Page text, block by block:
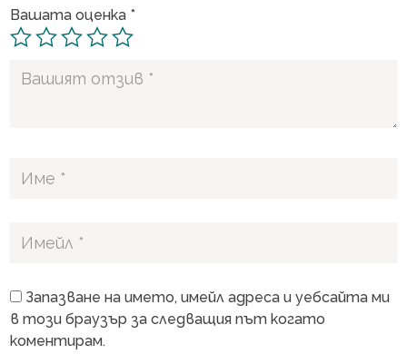
Вашата оценка *
Запазване на името, имейл адреса и уебсайта ми
в този браузър за следващия път когато
коментирам.